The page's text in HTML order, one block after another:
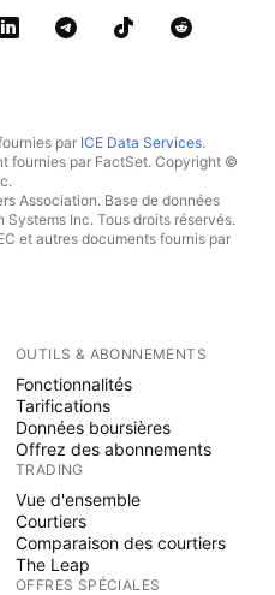
par ICE Data Services.
fournies par FactSet. Copyright ©
Association. Base de données
Systems Inc. Tous droits réservés.
et autres documents fournis par
OUTILS & ABONNEMENTS
Fonctionnalités
Tarifications
Données boursières
Offrez des abonnements
TRADING
Vue d'ensemble
Courtiers
Comparaison des courtiers
The Leap
OFFRES SPÉCIALES